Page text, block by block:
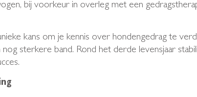
bij voorkeur in overleg met een
kans om je kennis over hondengedrag te
sterkere band. Rond het derde levensjaar